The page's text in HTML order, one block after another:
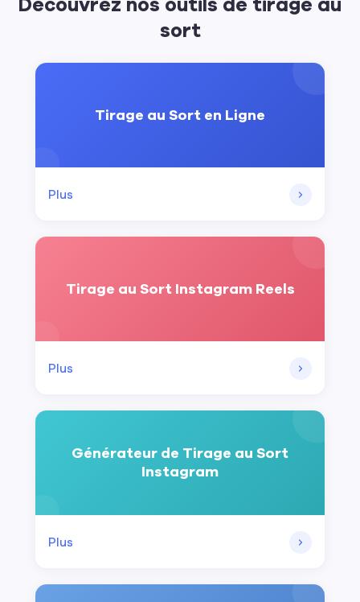
sort
Tirage au Sort en Ligne
Plus
Tirage au Sort Instagram Reels
Plus
Générateur de Tirage au Sort
Instagram
Plus